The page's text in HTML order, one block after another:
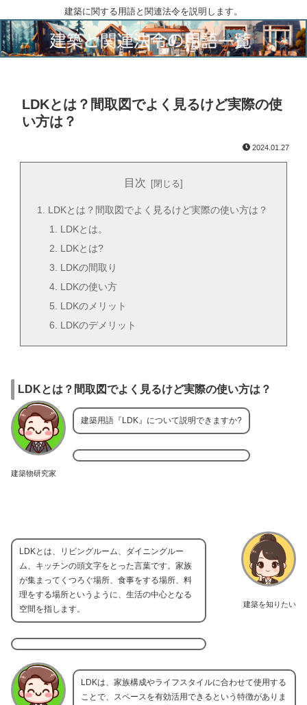
建築に関する用語と関連法令を説明します。
LDKとは？間取図でよく見るけど実際の使
い方は？
2024.01.27
目次
LDKとは？間取図でよく見るけど実際の使い方は？
LDKとは。
LDKとは?
LDKの間取り
LDKの使い方
LDKのメリット
LDKのデメリット
LDKとは？間取図でよく見るけど実際の使い方は？
建築物研究家
建築用語『LDK』について説明できますか?
建築を知りたい
LDKとは、リビングルーム、ダイニングルー
ム、キッチンの頭文字をとった言葉です。家族
が集まってくつろぐ場所、食事をする場所、料
理をする場所というように、生活の中心となる
空間を指します。
LDKは、家族構成やライフスタイルに合わせて使用する
ことで、スペースを有効活用できるという特徴がありま